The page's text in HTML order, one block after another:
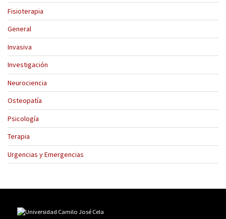
Fisioterapia
General
Invasiva
Investigación
Neurociencia
Osteopatía
Psicología
Terapia
Urgencias y Emergencias